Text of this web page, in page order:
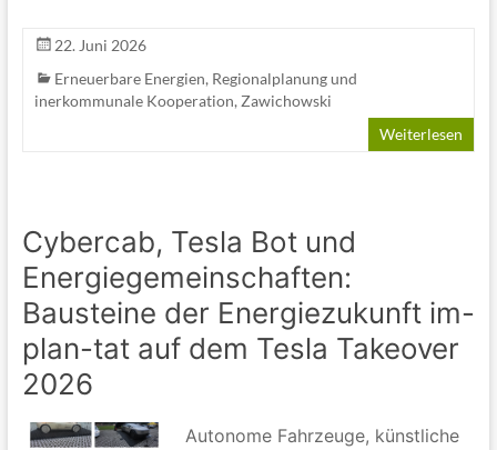
22. Juni 2026
Erneuerbare Energien, Regionalplanung und
inerkommunale Kooperation, Zawichowski
Weiterlesen
Cybercab, Tesla Bot und
Energiegemeinschaften:
Bausteine der Energiezukunft im-
plan-tat auf dem Tesla Takeover
2026
Autonome Fahrzeuge, künstliche